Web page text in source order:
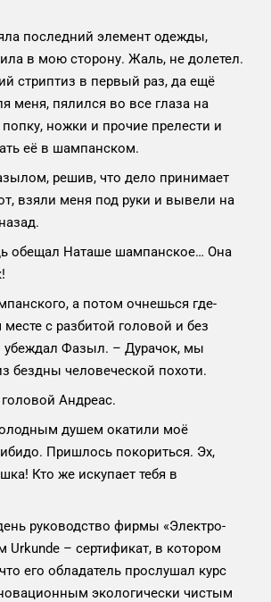
последний элемент одежды,
в мою сторону. Жаль, не долетел.
стриптиз в первый раз, да ещё
меня, пялился во все глаза на
ножки и прочие прелести и
её в шампанском.
решив, что дело принимает
взяли меня под руки и вывели на
обещал Наташе шампанское… Она
а потом очнешься где-
с разбитой головой и без
Фазыл. – Дурачок, мы
бездны человеческой похоти.
Андреас.
душем окатили моё
Пришлось покориться. Эх,
Кто же искупает тебя в
руководство фирмы «Электро-
– сертификат, в котором
его обладатель прослушал курс
экологически чистым